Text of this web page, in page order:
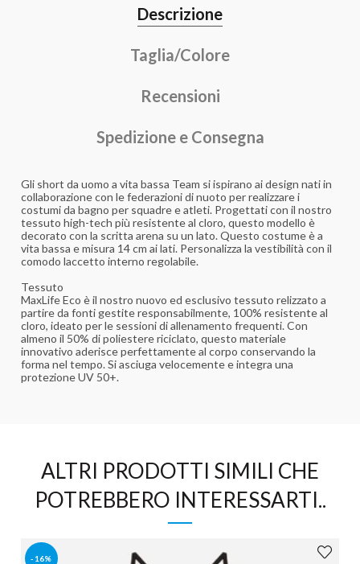
Descrizione
Taglia/Colore
Recensioni
Spedizione e Consegna
Gli short da uomo a vita bassa Team si ispirano ai design nati in
collaborazione con le federazioni di nuoto per realizzare i
costumi da bagno per squadre e atleti. Progettati con il nostro
tessuto high-tech più resistente al cloro, questo modello è
decorato con la scritta arena su un lato. Questo costume è a
vita bassa e misura 14 cm ai lati. Personalizza la vestibilità con il
comodo laccetto interno regolabile.
Tessuto
MaxLife Eco è il nostro nuovo ed esclusivo tessuto relizzato a
partire da fonti gestite responsabilmente, 100% resistente al
cloro, ideato per le sessioni di allenamento frequenti. Con
almeno il 50% di poliestere riciclato, questo materiale
innovativo aderisce perfettamente al corpo conservando la
forma nel tempo. Si asciuga velocemente e integra una
protezione UV 50+.
ALTRI PRODOTTI SIMILI CHE
POTREBBERO INTERESSARTI..
-16%